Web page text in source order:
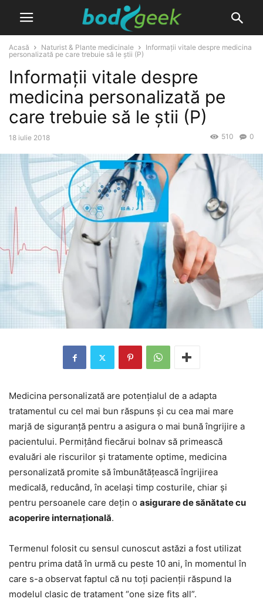
Acasă Naturist & Plante medicinale
Informații vitale despre medicina
personalizată pe care trebuie să le știi (P)
Informații vitale despre
medicina personalizată pe
care trebuie să le știi (P)
18 iulie 2018 0
510
Medicina personalizată are potențialul de a adapta
tratamentul cu cel mai bun răspuns și cu cea mai mare
marjă de siguranță pentru a asigura o mai bună îngrijire a
pacientului. Permițând fiecărui bolnav să primească
evaluări ale riscurilor și tratamente optime, medicina
personalizată promite să îmbunătățească îngrijirea
medicală, reducând, în același timp costurile, chiar și
pentru persoanele care dețin o asigurare de sănătate cu
acoperire internațională.
Termenul folosit cu sensul cunoscut astăzi a fost utilizat
pentru prima dată în urmă cu peste 10 ani, în momentul în
care s-a observat faptul că nu toți pacienții răspund la
modelul clasic de tratament “one size fits all”.